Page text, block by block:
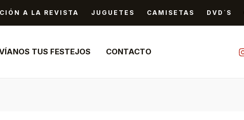
A LA REVISTA JUGUETES CAMISETAS DVD´S
TUS FESTEJOS CONTACTO